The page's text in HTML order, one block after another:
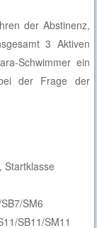
der Abstinenz,
3 Aktiven
Schwimmer ein
der Frage der
Startklasse
SM6
SB11/SM11